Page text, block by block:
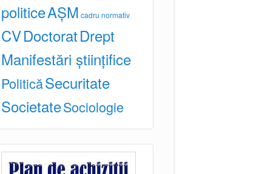
politiceAȘM cadru normativ
CVDoctoratDrept
Manifestări științifice
PoliticăSecuritate
SocietateSociologie